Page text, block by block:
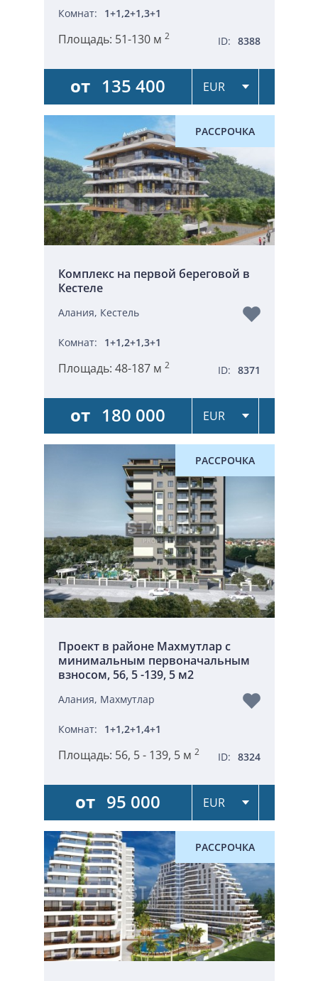
Комнат: 1+1,2+1,3+1
Площадь: 51-130 м 2 ID: 8388
от 135 400
РАССРОЧКА
Комплекс на первой береговой в
Кестеле
Алания, Кестель
Комнат: 1+1,2+1,3+1
Площадь: 48-187 м 2 ID: 8371
от 180 000
РАССРОЧКА
Проект в районе Махмутлар с
минимальным первоначальным
взносом, 56, 5 -139, 5 м2
Алания, Махмутлар
Комнат: 1+1,2+1,4+1
Площадь: 56, 5 - 139, 5 м 2 ID: 8324
от 95 000
РАССРОЧКА